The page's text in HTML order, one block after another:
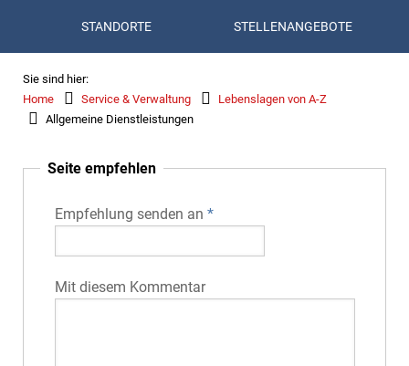
STANDORTE STELLENANGEBOTE
Sie sind hier:
Home
Service & Verwaltung
Lebenslagen von A-Z
Allgemeine Dienstleistungen
Seite empfehlen
Empfehlung senden an *
Mit diesem Kommentar